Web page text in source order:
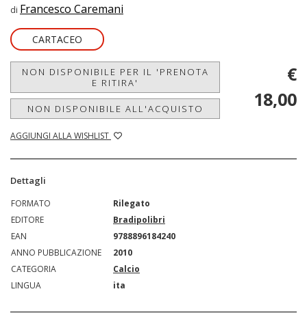
di Francesco Caremani
CARTACEO
NON DISPONIBILE PER IL 'PRENOTA
E RITIRA'
NON DISPONIBILE ALL'ACQUISTO
AGGIUNGI ALLA WISHLIST
€
18,00
Dettagli
FORMATO
Rilegato
EDITORE
Bradipolibri
EAN
9788896184240
ANNO PUBBLICAZIONE
2010
CATEGORIA
Calcio
LINGUA
ita